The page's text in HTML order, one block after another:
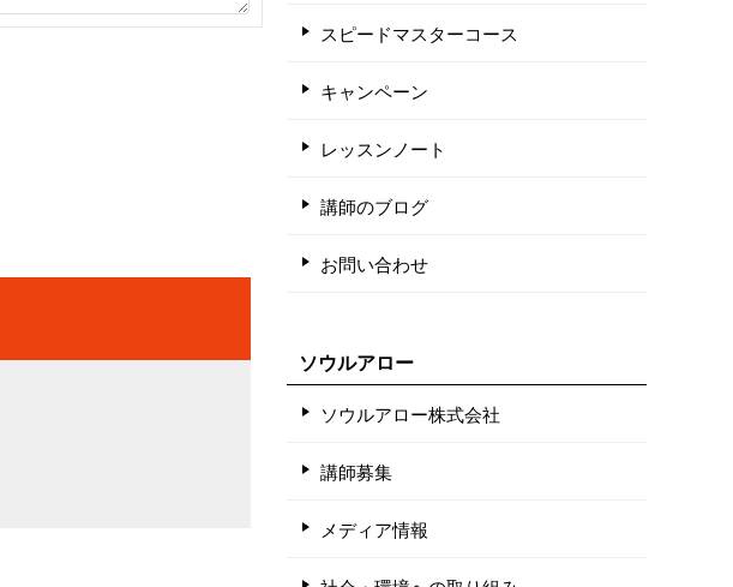
スピードマスターコース
キャンペーン
レッスンノート
講師のブログ
お問い合わせ
ソウルアロー
ソウルアロー株式会社
講師募集
メディア情報